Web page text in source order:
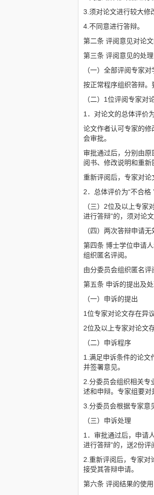
3.须对论文进行较大修
4.不同意进行答辩。
第二条 评阅意见对论
第三条 评阅意见的处理
（一）全部评阅专家对
按正常程序组织答辩。
（二）1位评阅专家对
1．对论文的总体评价
论文作者认可专家的
会审批。
审批通过后，分别由
阅书、修改说明和重新
重新评阅后，专家对
2．总体评价为“不合
（三）2位及以上专家
进行答辩”的，须对论
（四）两次答辩申请
第四条 博士学位申请
组织匿名评阅。
由分委员会组织匿名
第五条 申诉的提出及
（一）申诉的提出
1位专家对论文存在异
2位及以上专家对论文
（二）申诉程序
1.满足申诉条件的论文
并签署意见。
2.分委员会组织相关专
述和申辩。专家组要对
3.分委员会根据专家意
（三）申诉处理
1．审批通过后，申请
进行答辩”的，送2份评
2.重新评阅后，专家对
接受其答辩申请。
第六条 评阅结果的使用